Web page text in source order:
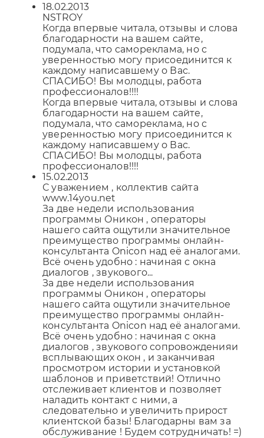
18.02.2013
NSTROY
Когда впервые читала, отзывы и слова
благодарности на вашем сайте,
подумала, что самореклама, но с
уверенностью могу присоединится к
каждому написавшему о Вас.
СПАСИБО! Вы молодцы, работа
профессионалов!!!!
Когда впервые читала, отзывы и слова
благодарности на вашем сайте,
подумала, что самореклама, но с
уверенностью могу присоединится к
каждому написавшему о Вас.
СПАСИБО! Вы молодцы, работа
профессионалов!!!!
15.02.2013
С уважением , коллектив сайта
www.14you.net
За две недели использования
программы Оникон , операторы
нашего сайта ощутили значительное
преимущество программы онлайн-
консультанта Onicon над её аналогами.
Всё очень удобно : начиная с окна
диалогов , звукового...
За две недели использования
программы Оникон , операторы
нашего сайта ощутили значительное
преимущество программы онлайн-
консультанта Onicon над её аналогами.
Всё очень удобно : начиная с окна
диалогов , звукового сопровожденияи
всплывающих окон , и заканчивая
просмотром истории и установкой
шаблонов и приветствий! Отлично
отслеживает клиентов и позволяет
наладить контакт с ними, а
следовательно и увеличить прирост
клиентской базы! Благодарны вам за
обслуживание ! Будем сотрудничать! =)